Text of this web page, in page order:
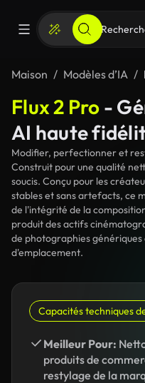
Maison Modèles d’IA
Flux 2 Pro -
AI haute
Modifier, perfectionner et
Construit pour une qualité
soucis. Conçu pour les
stables et sans artefacts, ce
de l'intégrité de la
produit des actifs
de photographies génériques
d'emplacement.
Capacités techniques
Meilleur Pour:
produits de
restylage de la